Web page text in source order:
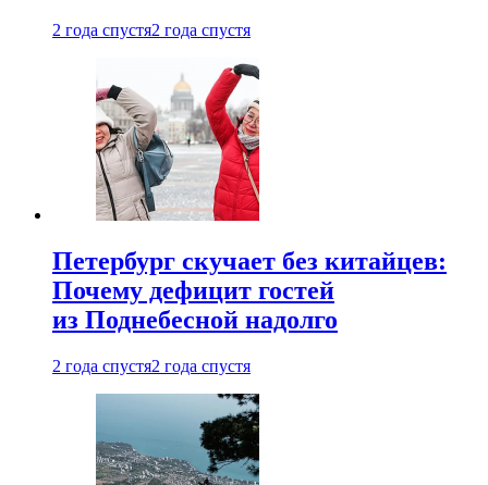
2 года спустя2 года спустя
Петербург скучает без китайцев:
Почему дефицит гостей
из Поднебесной надолго
2 года спустя2 года спустя